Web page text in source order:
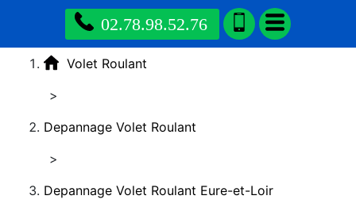
02.78.98.52.76
Volet Roulant
>
Depannage Volet Roulant
>
Depannage Volet Roulant Eure-et-Loir